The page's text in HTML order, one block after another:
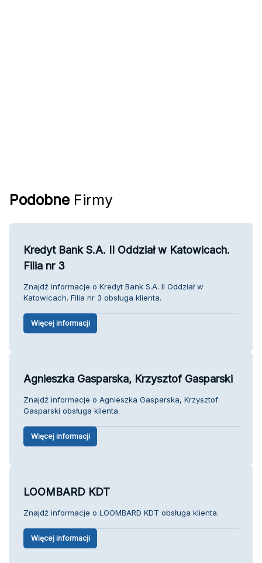
Podobne Firmy
Kredyt Bank S.A. II Oddział w Katowicach.
Filia nr 3
Znajdź informacje o Kredyt Bank S.A. II Oddział w
Katowicach. Filia nr 3 obsługa klienta.
Więcej informacji
Agnieszka Gasparska, Krzysztof Gasparski
Znajdź informacje o Agnieszka Gasparska, Krzysztof
Gasparski obsługa klienta.
Więcej informacji
LOOMBARD KDT
Znajdź informacje o LOOMBARD KDT obsługa klienta.
Więcej informacji